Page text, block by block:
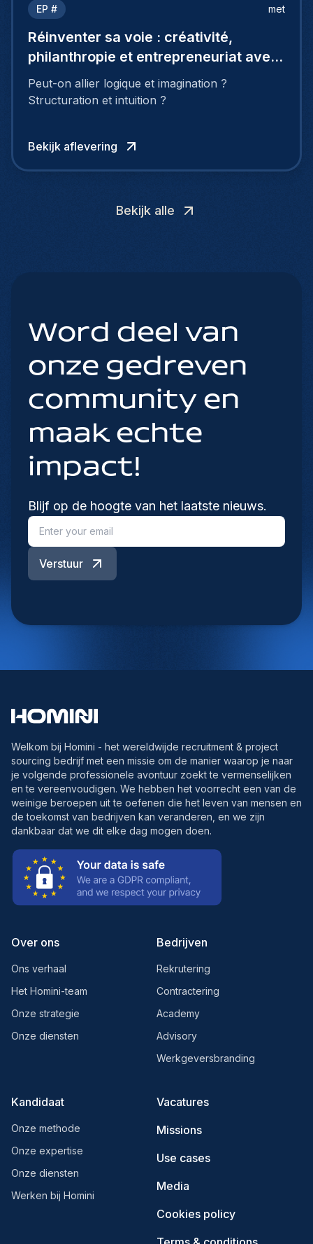
EP # met
Réinventer sa voie : créativité,
philanthropie et entrepreneuriat avec
Marie Logé
Peut-on allier logique et imagination ?
Structuration et intuition ?
Bekijk aflevering
Bekijk alle
Word deel van
onze gedreven
community en
maak echte
impact!
Blijf op de hoogte van het laatste nieuws.
Verstuur
Welkom bij Homini - het wereldwijde recruitment & project
sourcing bedrijf met een missie om de manier waarop je naar
je volgende professionele avontuur zoekt te vermenselijken
en te vereenvoudigen. We hebben het voorrecht een van de
weinige beroepen uit te oefenen die het leven van mensen en
de toekomst van bedrijven kan veranderen, en we zijn
dankbaar dat we dit elke dag mogen doen.
Over ons
Ons verhaal
Het Homini-team
Onze strategie
Onze diensten
Bedrijven
Rekrutering
Contractering
Academy
Advisory
Werkgeversbranding
Kandidaat
Onze methode
Onze expertise
Onze diensten
Werken bij Homini
Vacatures
Missions
Use cases
Media
Cookies policy